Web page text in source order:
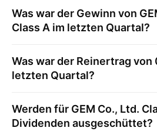
Was war der Gewinn von
Class A im letzten Quartal?
Was war der Reinertrag von
letzten Quartal?
Werden für GEM Co., Ltd.
Dividenden ausgeschüttet?